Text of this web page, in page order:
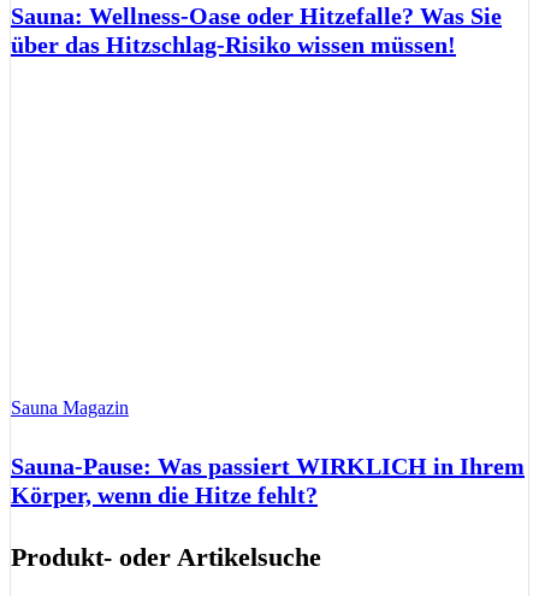
Sauna: Wellness-Oase oder Hitzefalle? Was Sie
über das Hitzschlag-Risiko wissen müssen!
Sauna Magazin
Sauna-Pause: Was passiert WIRKLICH in Ihrem
Körper, wenn die Hitze fehlt?
Produkt- oder Artikelsuche